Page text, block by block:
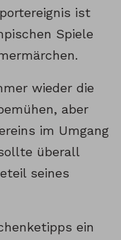
ist
Spiele
wieder die
aber
im Umgang
überall
seines
ein